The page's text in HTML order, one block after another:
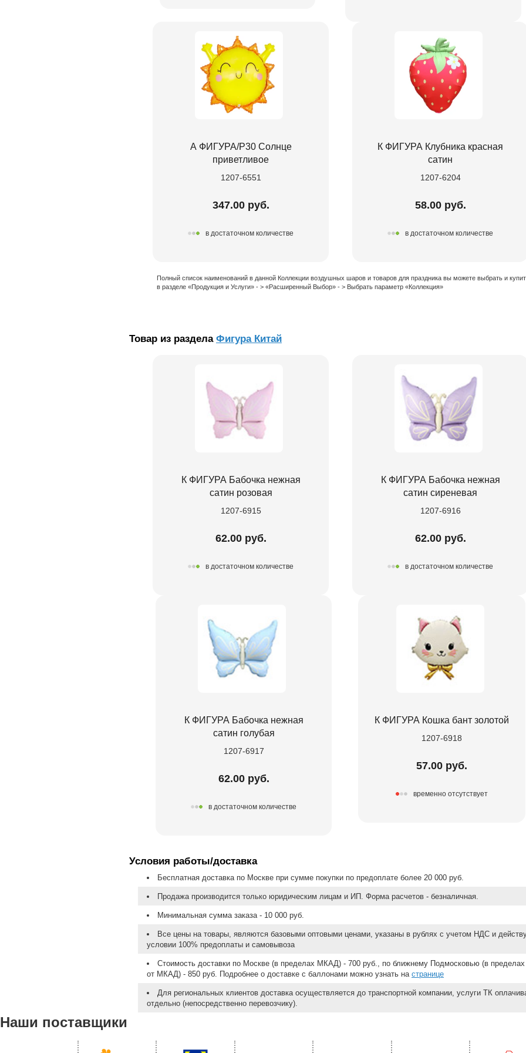
А ФИГУРА/P30 Солнце
приветливое
1207-6551
347.00 руб.
в достаточном количестве
К ФИГУРА Клубника красная
сатин
1207-6204
58.00 руб.
в достаточном количестве
Полный список наименований в данной Коллекции воздушных шаров и товаров для праздника вы можете выбрать и
в разделе «Продукция и Услуги» - > «Расширенный Выбор» - > Выбрать параметр «Коллекция»
Товар из раздела Фигура Китай
К ФИГУРА Бабочка нежная
сатин розовая
1207-6915
62.00 руб.
в достаточном количестве
К ФИГУРА Бабочка нежная
сатин сиреневая
1207-6916
62.00 руб.
в достаточном количестве
К ФИГУРА Бабочка нежная
сатин голубая
1207-6917
62.00 руб.
в достаточном количестве
К ФИГУРА Кошка бант золотой
1207-6918
57.00 руб.
временно отсутствует
Условия работы/доставка
Бесплатная доставка по Москве при сумме покупки по предоплате более 20 000 руб.
Продажа производится только юридическим лицам и ИП. Форма расчетов - безналичная.
Минимальная сумма заказа - 10 000 руб.
Все цены на товары, являются базовыми оптовыми ценами, указаны в рублях с учетом НДС и
условии 100% предоплаты и самовывоза
Стоимость доставки по Москве (в пределах МКАД) - 700 руб., по ближнему Подмосковью (в пределах
от МКАД) - 850 руб. Подробнее о доставке с баллонами можно узнать на странице
Для региональных клиентов доставка осуществляется до транспортной компании, услуги ТК
отдельно (непосредственно перевозчику).
Наши поставщики